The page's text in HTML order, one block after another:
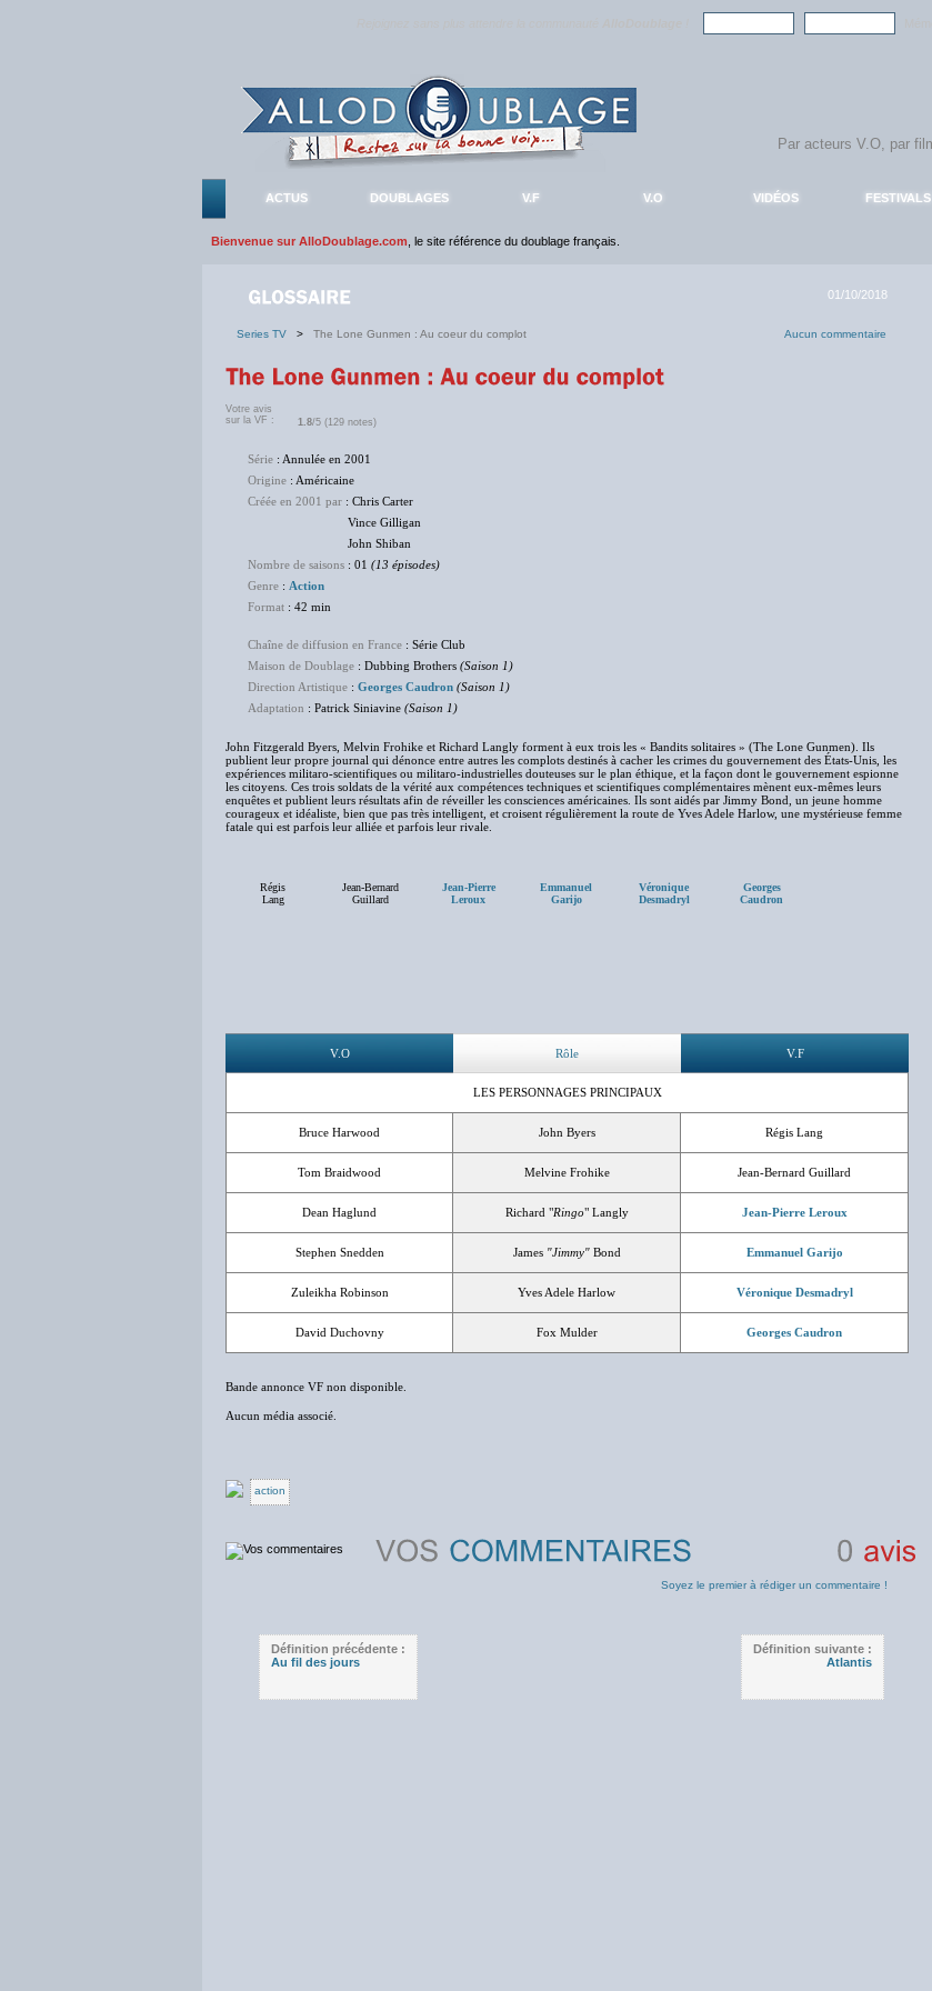
ACTUS DOUBLAGES V.F V.O VIDÉOS FESTIVALS
Bienvenue sur AlloDoublage.com , le site référence du doublage français.
01/10/2018
Series TV > The Lone Gunmen : Au coeur du complot Aucun commentaire
Votre avis
sur la VF :
1.8/5 (129 notes)
Série : Annulée en 2001
Origine : Américaine
Créée en 2001 par : Chris Carter
Vince Gilligan
John Shiban
Nombre de saisons : 01 (13 épisodes)
Genre : Action
Format : 42 min
Chaîne de diffusion en France : Série Club
Maison de Doublage : Dubbing Brothers (Saison 1)
Direction Artistique : Georges Caudron (Saison 1)
Adaptation : Patrick Siniavine (Saison 1)
John Fitzgerald Byers, Melvin Frohike et Richard Langly forment à eux trois les « Bandits solitaires » (The Lone Gunmen). Ils
publient leur propre journal qui dénonce entre autres les complots destinés à cacher les crimes du gouvernement des États-Unis, les
expériences militaro-scientifiques ou militaro-industrielles douteuses sur le plan éthique, et la façon dont le gouvernement espionne
les citoyens. Ces trois soldats de la vérité aux compétences techniques et scientifiques complémentaires mènent eux-mêmes leurs
enquêtes et publient leurs résultats afin de réveiller les consciences américaines. Ils sont aidés par Jimmy Bond, un jeune homme
courageux et idéaliste, bien que pas très intelligent, et croisent régulièrement la route de Yves Adele Harlow, une mystérieuse femme
fatale qui est parfois leur alliée et parfois leur rivale.
Régis
Lang
Jean-Bernard
Guillard
Jean-Pierre
Leroux
Emmanuel
Garijo
Véronique
Desmadryl
Georges
Caudron
V.O Rôle V.F
LES PERSONNAGES PRINCIPAUX
Bruce Harwood John Byers Régis Lang
Tom Braidwood Melvine Frohike Jean-Bernard Guillard
Dean Haglund Richard "Ringo" Langly Jean-Pierre Leroux
Stephen Snedden James "Jimmy"Bond Emmanuel Garijo
Zuleikha Robinson Yves Adele Harlow Véronique Desmadryl
David Duchovny Fox Mulder Georges Caudron
Bande annonce VF non disponible.
Aucun média associé.
action
Soyez le premier à rédiger un commentaire !
Définition précédente :
Au fil des jours
Définition suivante :
Atlantis